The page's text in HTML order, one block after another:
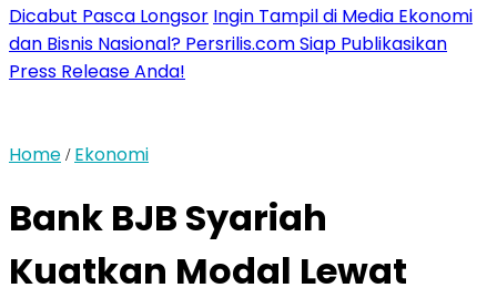
Dicabut Pasca Longsor Ingin Tampil di Media Ekonomi
dan Bisnis Nasional? Persrilis.com Siap Publikasikan
Press Release Anda!
Home / Ekonomi
Bank BJB Syariah
Kuatkan Modal Lewat